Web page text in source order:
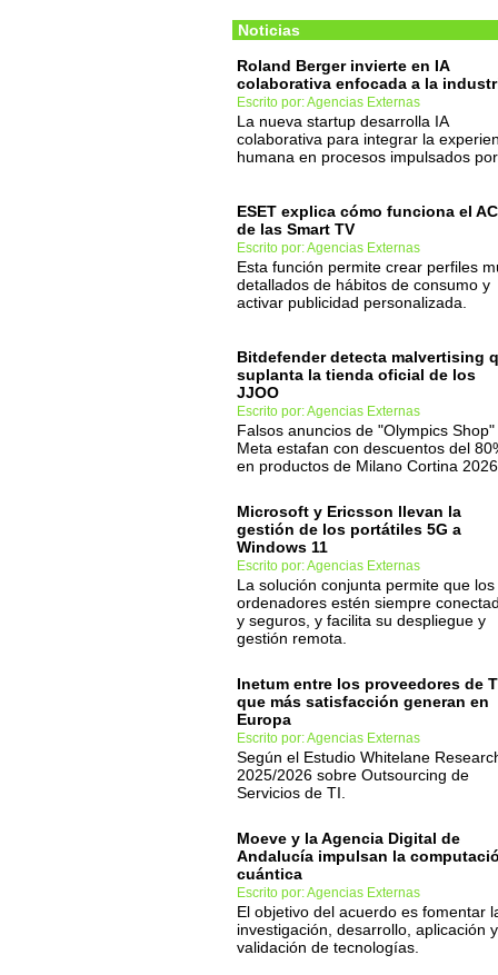
Noticias
Roland Berger invierte en IA
colaborativa enfocada a la
Escrito por: Agencias Externas
La nueva startup desarrolla IA
colaborativa para integrar la
humana en procesos impulsados
ESET explica cómo funciona el
de las Smart TV
Escrito por: Agencias Externas
Esta función permite crear perfiles
detallados de hábitos de consumo y
activar publicidad personalizada.
Bitdefender detecta malvertising
suplanta la tienda oficial de los
JJOO
Escrito por: Agencias Externas
Falsos anuncios de "Olympics Shop"
Meta estafan con descuentos del
en productos de Milano Cortina
Microsoft y Ericsson llevan la
gestión de los portátiles 5G a
Windows 11
Escrito por: Agencias Externas
La solución conjunta permite que los
ordenadores estén siempre
y seguros, y facilita su despliegue y
gestión remota.
Inetum entre los proveedores de
que más satisfacción generan en
Europa
Escrito por: Agencias Externas
Según el Estudio Whitelane
2025/2026 sobre Outsourcing de
Servicios de TI.
Moeve y la Agencia Digital de
Andalucía impulsan la
cuántica
Escrito por: Agencias Externas
El objetivo del acuerdo es fomentar
investigación, desarrollo, aplicación y
validación de tecnologías.